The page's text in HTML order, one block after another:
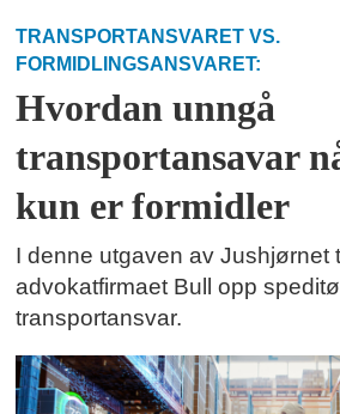
TRANSPORTANSVARET VS.
FORMIDLINGSANSVARET:
Hvordan unngå
transportansavar
kun er formidler
I denne utgaven av Jushjørnet
advokatfirmaet Bull opp
transportansvar.